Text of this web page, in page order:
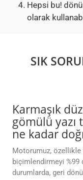
Hepsi bu!
olarak
SIK
Karmaşık
gömülü
ne kadar
Motorumuz,
biçimlendirmeyi
durumlarda, geri